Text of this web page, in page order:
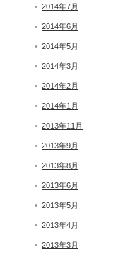
2014年7月
2014年6月
2014年5月
2014年3月
2014年2月
2014年1月
2013年11月
2013年9月
2013年8月
2013年6月
2013年5月
2013年4月
2013年3月